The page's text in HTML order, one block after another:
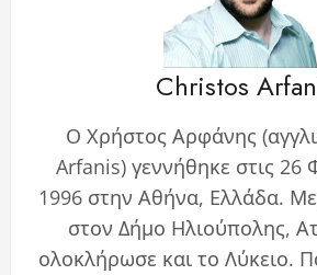
Christos
Ο Χρήστος Αρφάνης
Arfanis) γεννήθηκε στις 26
1996 στην Αθήνα, Ελλάδα.
στον Δήμο Ηλιούπολης,
ολοκλήρωσε και το Λύκειο.